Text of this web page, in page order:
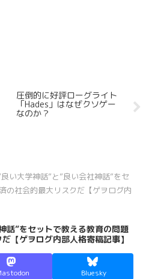
圧倒的に好評ローグライト
「Hades」はなぜクソゲー
なのか？
市
良い大学神話”と”良い会社神話”をセ
の社会的最大リスクだ【ゲヲログ内
話”をセットで教える教育の問題
【ゲヲログ内部人格寄稿記事】
Bluesky